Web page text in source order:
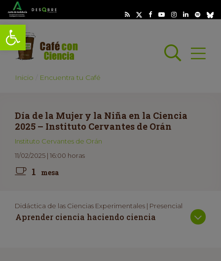
Abrir barra de herramientas
Abrir
Inicio Encuentra tu Café
Día de la Mujer y la Niña en la Ciencia
2025 – Instituto Cervantes de Orán
Instituto Cervantes de Orán
11/02/2025 | 16:00 horas
1 mesa
Didáctica de las Ciencias Experimentales | Presencial
Aprender ciencia haciendo ciencia